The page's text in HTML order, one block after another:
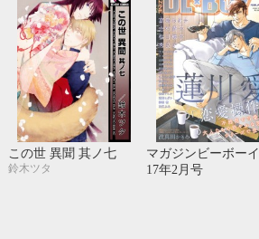
この世 異聞 其ノ七
鈴木ツタ
マガジンビーボー
17年2月号
FRI SAT
4
5
11
12
18
19
25
26
MON TUE
5 6 7
12 13
19 20 21
26